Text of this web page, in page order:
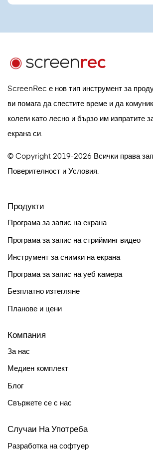
ScreenRec е нов тип инструмент за
ви помага да спестите време и да
колеги като лесно и бързо им изпратите
екрана си.
© Copyright 2019-2026 Всички права
Поверителност иУсловия
Продукти
Програма за запис на екрана
Програма за запис на стрийминг видео
Инструмент за снимки на екрана
Програма за запис на уеб камера
Безплатно изтегляне
Планове и цени
Компания
За нас
Медиен комплект
Блог
Свържете се с нас
Случаи На Употреба
Разработка на софтуер